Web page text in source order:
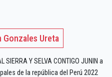
Gonzales Ureta
SIERRA Y SELVA CONTIGO JUNIN a
de la república del Perú 2022